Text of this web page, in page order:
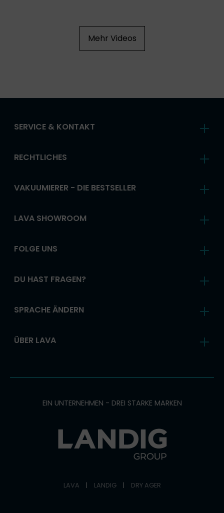
Mehr Videos
SERVICE & KONTAKT
RECHTLICHES
VAKUUMIERER - DIE BESTSELLER
LAVA SHOWROOM
FOLGE UNS
DU HAST FRAGEN?
SPRACHE ÄNDERN
ÜBER LAVA
EIN UNTERNEHMEN - DREI STARKE MARKEN
LAVA | LANDIG | DRY AGER